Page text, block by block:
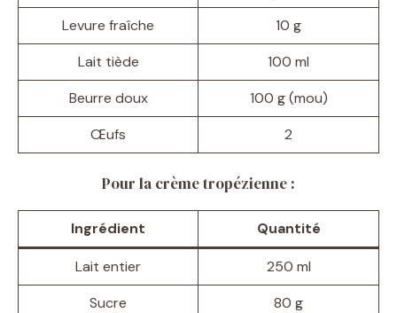
Levure fraîche
10 g
Lait tiède
100 ml
Beurre doux
100 g (mou)
Œufs
2
Pour la crème tropézienne :
Ingrédient Quantité
Lait entier
250 ml
Sucre
80 g